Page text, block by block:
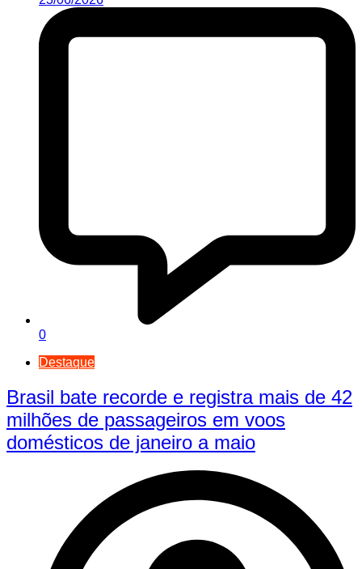
0
Destaque
Brasil bate recorde e registra mais de 42
milhões de passageiros em voos
domésticos de janeiro a maio